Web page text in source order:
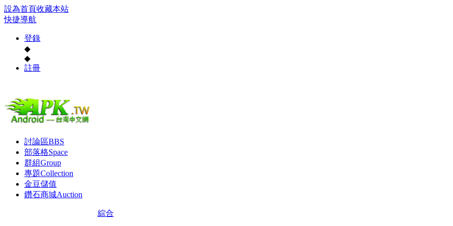
設為首頁收藏本站
快捷導航
登錄
◆
◆
註冊
討論區BBS
部落格Space
群組Group
專題Collection
金豆儲值
鑽石商城Auction
綜合